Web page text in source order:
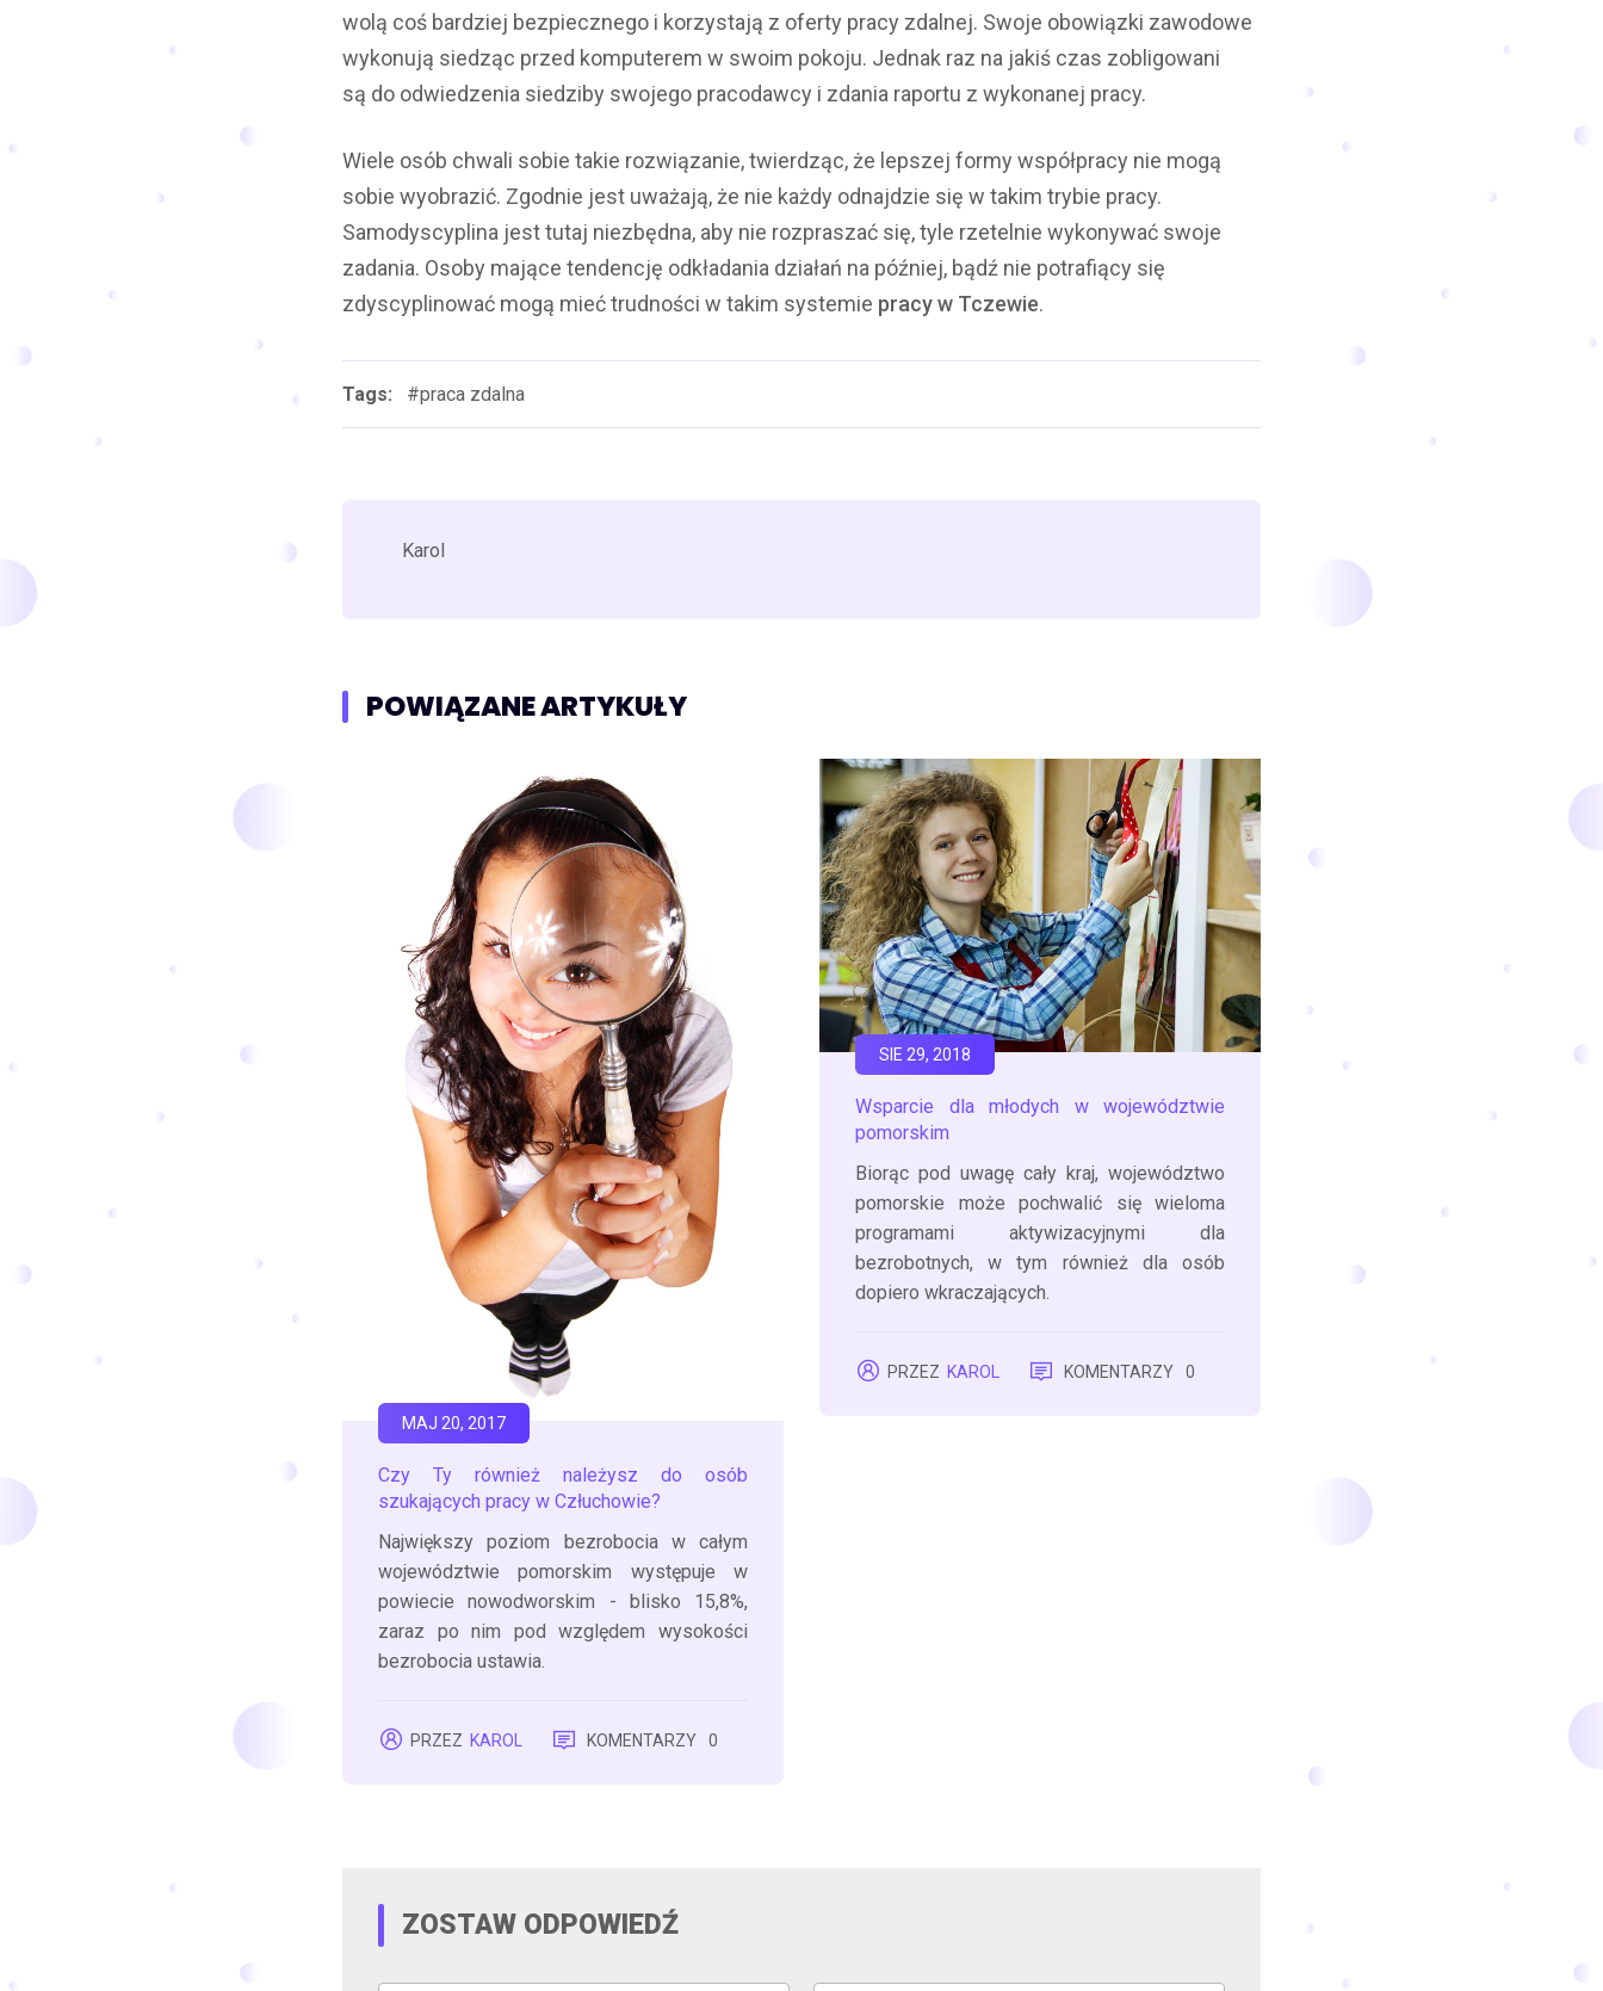
wolą coś bardziej bezpiecznego i korzystają z oferty pracy zdalnej. Swoje obowiązki zawodowe
wykonują siedząc przed komputerem w swoim pokoju. Jednak raz na jakiś czas zobligowani
są do odwiedzenia siedziby swojego pracodawcy i zdania raportu z wykonanej pracy.
Wiele osób chwali sobie takie rozwiązanie, twierdząc, że lepszej formy współpracy nie mogą
sobie wyobrazić. Zgodnie jest uważają, że nie każdy odnajdzie się w takim trybie pracy.
Samodyscyplina jest tutaj niezbędna, aby nie rozpraszać się, tyle rzetelnie wykonywać swoje
zadania. Osoby mające tendencję odkładania działań na później, bądź nie potrafiący się
zdyscyplinować mogą mieć trudności w takim systemie pracy w Tczewie.
Tags: #praca zdalna
Karol
POWIĄZANE ARTYKUŁY
Czy Ty również należysz do osób
szukających pracy w Człuchowie?
Największy poziom bezrobocia w całym
województwie pomorskim występuje w
powiecie nowodworskim - blisko 15,8%,
zaraz po nim pod względem wysokości
bezrobocia ustawia.
MAJ 20, 2017
PRZEZ KAROL KOMENTARZY 0
Wsparcie dla młodych w województwie
pomorskim
Biorąc pod uwagę cały kraj, województwo
pomorskie może pochwalić się wieloma
programami aktywizacyjnymi dla
bezrobotnych, w tym również dla osób
dopiero wkraczających.
SIE 29, 2018
PRZEZ KAROL KOMENTARZY 0
ZOSTAW ODPOWIEDŹ